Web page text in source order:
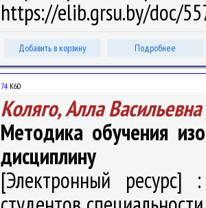
https://elib.grsu.by/doc/
Добавить в корзину Подробнее
74 К60
Коляго, Алла Васильевна
Методика обучения
дисциплину
[Электронный ресурс]